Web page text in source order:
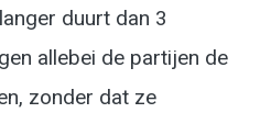
duurt dan 3
allebei de partijen de
zonder dat ze